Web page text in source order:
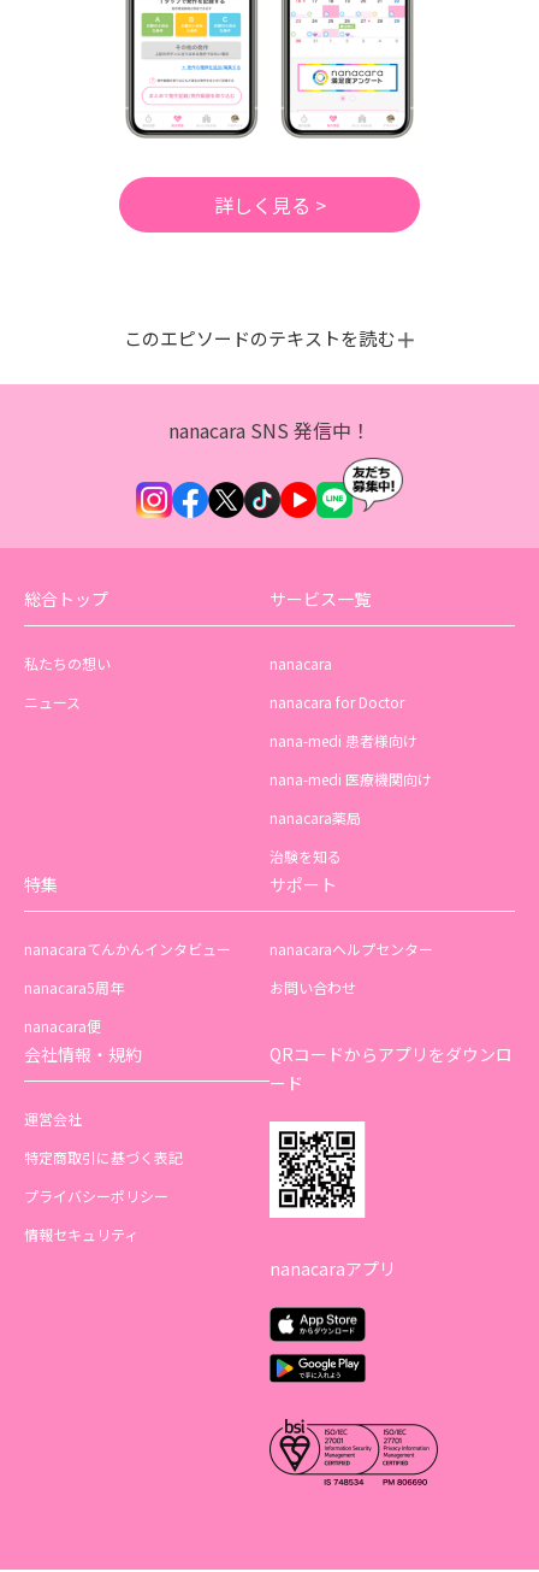
詳しく見る >
このエピソードのテキストを読む
nanacara SNS 発信中！
総合トップ
私たちの想い
ニュース
サービス一覧
nanacara
nanacara for Doctor
nana-medi 患者様向け
nana-medi 医療機関向け
nanacara薬局
治験を知る
特集
nanacaraてんかんインタビュー
nanacara5周年
nanacara便
サポート
nanacaraヘルプセンター
お問い合わせ
会社情報・規約
運営会社
特定商取引に基づく表記
プライバシーポリシー
情報セキュリティ
QRコードからアプリをダウンロ
ード
nanacaraアプリ